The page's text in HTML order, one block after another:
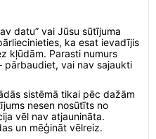
datu” vai Jūsu sūtījuma
ka esat ievadījis
kļūdām. Parasti numurs
pārbaudiet, vai nav sajaukti
sistēmā tikai pēc dažām
nesen nosūtīts no
vēl nav atjaunināta.
un mēģināt vēlreiz.